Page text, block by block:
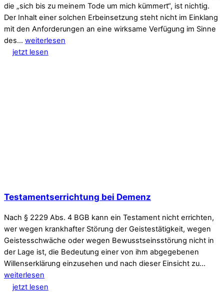
die „sich bis zu meinem Tode um mich kümmert“, ist nichtig.
Der Inhalt einer solchen Erbeinsetzung steht nicht im Einklang
mit den Anforderungen an eine wirksame Verfügung im Sinne
des… weiterlesen
jetzt lesen
Testamentserrichtung bei Demenz
Nach § 2229 Abs. 4 BGB kann ein Testament nicht errichten,
wer wegen krankhafter Störung der Geistestätigkeit, wegen
Geistesschwäche oder wegen Bewusstseinsstörung nicht in
der Lage ist, die Bedeutung einer von ihm abgegebenen
Willenserklärung einzusehen und nach dieser Einsicht zu…
weiterlesen
jetzt lesen